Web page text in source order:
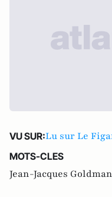
VU SUR:Lu sur Le
MOTS-CLES
Jean-Jacques